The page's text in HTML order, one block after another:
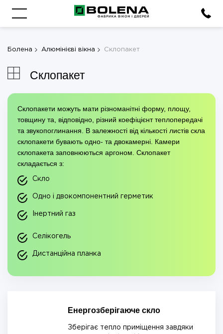
Болена Алюмінієві вікна Склопакет
Склопакет
Склопакети можуть мати різноманітні форму, площу,
товщину та, відповідно, різний коефіцієнт теплопередачі
та звукопоглинання. В залежності від кількості листів скла
склопакети бувають одно- та двокамерні. Камери
склопакета заповнюються аргоном. Склопакет
складається з:
Скло
Одно і двокомпонентний герметик
Інертний газ
Селікогель
Дистанційна планка
Енергозберігаюче скло
Зберігає тепло приміщення завдяки